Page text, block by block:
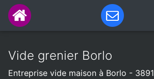
Vide grenier Borlo
Entreprise vide maison à Borlo - 3891